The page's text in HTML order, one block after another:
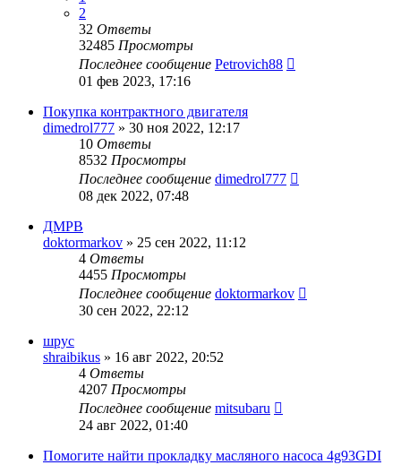
2
32 Ответы
32485 Просмотры
Последнее сообщение Petrovich88
01 фев 2023, 17:16
Покупка контрактного двигателя
dimedrol777 » 30 ноя 2022, 12:17
10 Ответы
8532 Просмотры
Последнее сообщение dimedrol777
08 дек 2022, 07:48
ДМРВ
doktormarkov » 25 сен 2022, 11:12
4 Ответы
4455 Просмотры
Последнее сообщение doktormarkov
30 сен 2022, 22:12
шрус
shraibikus » 16 авг 2022, 20:52
4 Ответы
4207 Просмотры
Последнее сообщение mitsubaru
24 авг 2022, 01:40
Помогите найти прокладку масляного насоса 4g93GDI